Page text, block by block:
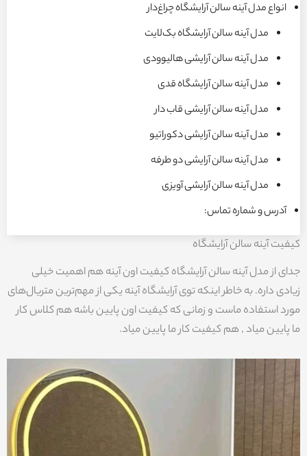
انواع مدل آینه سالن آرایشگاه چراغ‌دار
مدل آینه سالن آرایشگاه بک‌لایت
مدل آینه سالن آرایشی هالیوودی
مدل آینه سالن آرایشگاه قدی
مدل آینه سالن آرایشی قاب دار
مدل آینه سالن آرایشی دکوراتیو
مدل آینه سالن آرایشی دو طرفه
مدل آینه سالن آرایشی آویزی
آدرس و شماره تماس:
کیفیت آینه سالن آرایشگاه
جدای از مدل آینه سالن آرایشگاه کیفیت اون آینه هم اهمیت خیلی
زیادی داره. به خاطر اینکه توی آرایشگاه آینه‌ یکی از مهم‌ترین متریال‌های
مورد استفاده ماست و زمانی که کیفیت اون پایین باشه هم کلاس کار
ما پایین میاد , هم کیفیت کار ما پایین میاد.